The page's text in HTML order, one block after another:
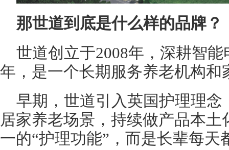
那世道到底是什么样的品牌？
世道创立于2008年，深耕智
年，是一个长期服务养老机构
早期，世道引入英国护理理
居家养老场景，持续做产品本
一的“护理功能”，而是长辈每天